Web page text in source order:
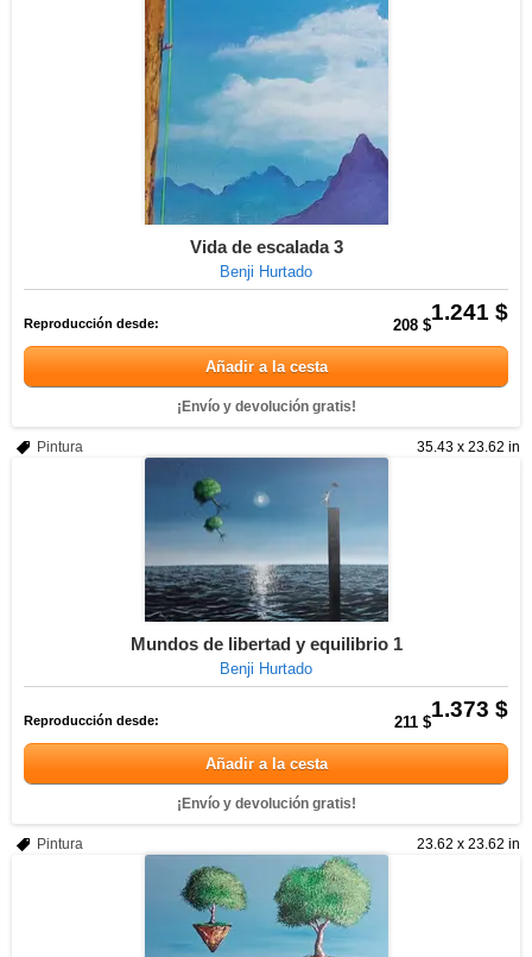
Vida de escalada 3
Benji Hurtado
1.241 $
Reproducción desde: 208 $
Añadir a la cesta
¡Envío y devolución gratis!
35.43 x 23.62 in
Pintura
Mundos de libertad y equilibrio 1
Benji Hurtado
1.373 $
Reproducción desde: 211 $
Añadir a la cesta
¡Envío y devolución gratis!
23.62 x 23.62 in
Pintura